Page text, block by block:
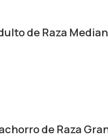
de Raza
de Raza